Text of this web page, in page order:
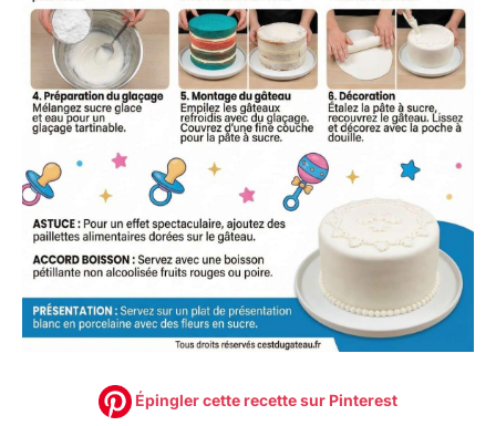
Épingler cette recette sur Pinterest